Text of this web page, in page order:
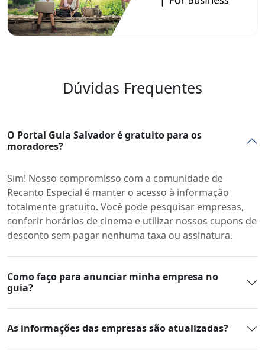
Dúvidas Frequentes
O Portal Guia Salvador é gratuito para os
moradores?
Sim! Nosso compromisso com a comunidade de
Recanto Especial é manter o acesso à informação
totalmente gratuito. Você pode pesquisar empresas,
conferir horários de cinema e utilizar nossos cupons de
desconto sem pagar nenhuma taxa ou assinatura.
Como faço para anunciar minha empresa no
guia?
As informações das empresas são atualizadas?